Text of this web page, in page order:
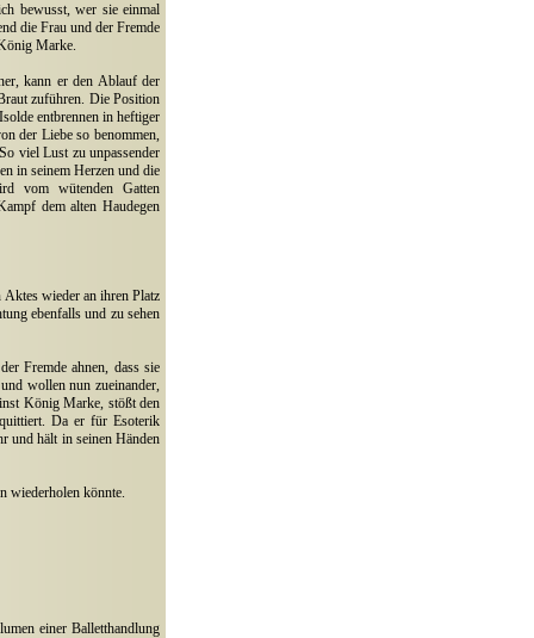
bewusst, wer sie einmal
die Frau und der Fremde
Marke.
kann er den Ablauf der
zuführen. Die Position
entbrennen in heftiger
der Liebe so benommen,
viel Lust zu unpassender
in seinem Herzen und die
vom wütenden Gatten
dem alten Haudegen
wieder an ihren Platz
ebenfalls und zu sehen
Fremde ahnen, dass sie
wollen nun zueinander,
König Marke, stößt den
Da er für Esoterik
und hält in seinen Händen
wiederholen könnte.
einer Balletthandlung